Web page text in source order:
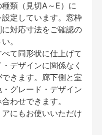
類（見切A～E）に
定しています。窓枠
に対応寸法をご確認の
。
て同形状に仕上げて
デザインに関係なく
きます。廊下側と室
グレード・デザイン
わせできます。
にもお使いいただけ